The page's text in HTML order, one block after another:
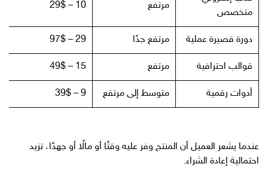
متخصص
مرتفع 10 – 29$
دورة قصيرة عملية مرتفع جدًا 29 – 97$
قوالب احترافية مرتفع 15 – 49$
أدوات رقمية متوسط إلى مرتفع 9 – 39$
عندما يشعر العميل أن المنتج وفر عليه وقتًا أو مالًا أو جهدًا، تزيد
احتمالية إعادة الشراء.